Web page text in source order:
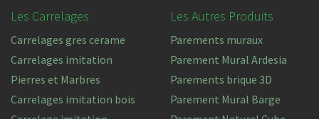
Les Carrelages
Carrelages gres cerame
Carrelages imitation
Pierres et Marbres
Carrelages imitation bois
Les Autres Produits
Parements muraux
Parement Mural Ardesia
Parements brique 3D
Parement Mural Barge